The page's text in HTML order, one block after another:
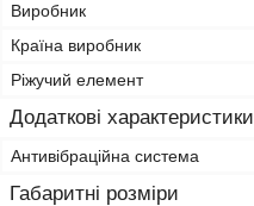
Виробник
Країна виробник
Ріжучий елемент
Додаткові характеристики
Антивібраційна система
Габаритні розміри